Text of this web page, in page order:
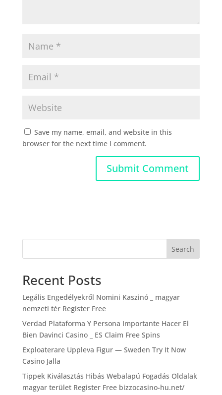
Save my name, email, and website in this
browser for the next time I comment.
Search
Recent Posts
Legális Engedélyekről Nomini Kaszinó _ magyar
nemzeti tér Register Free
Verdad Plataforma Y Persona Importante Hacer El
Bien Davinci Casino _ ES Claim Free Spins
Exploaterare Uppleva Figur — Sweden Try It Now
Casino Jalla
Tippek Kiválasztás Hibás Webalapú Fogadás Oldalak
magyar terület Register Free bizzocasino-hu.net/